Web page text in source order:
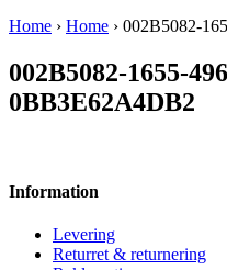
Home › Home › 002B5082-
002B5082-1655-
0BB3E62A4DB2
Information
Levering
Returret & returnering